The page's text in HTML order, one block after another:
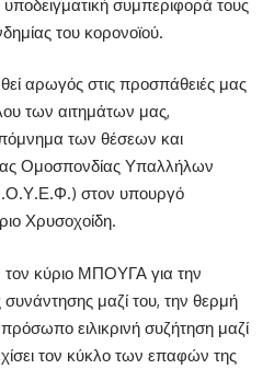
υποδειγματική συμπεριφορά τους
του κορονοϊού.
αρωγός στις προσπάθειές μας
των αιτημάτων μας,
των θέσεων και
Ομοσπονδίας Υπαλλήλων
στον υπουργό
Χρυσοχοίδη.
κύριο ΜΠΟΥΓΑ για την
μαζί του, την θερμή
ειλικρινή συζήτηση μαζί
τον κύκλο των επαφών της